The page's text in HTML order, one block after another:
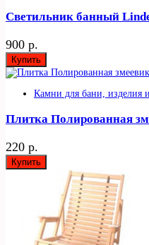
Светильник банный
900 р.
Купить
Камни для бани, изделия
Плитка Полированная
220 р.
Купить